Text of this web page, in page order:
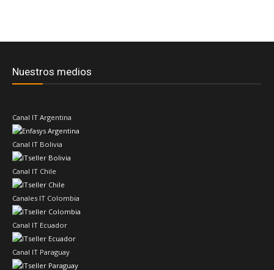
Nuestros medios
Canal IT Argentina
Canal IT Bolivia
Canal IT Chile
Canales IT Colombia
Canal IT Ecuador
Canal IT Paraguay